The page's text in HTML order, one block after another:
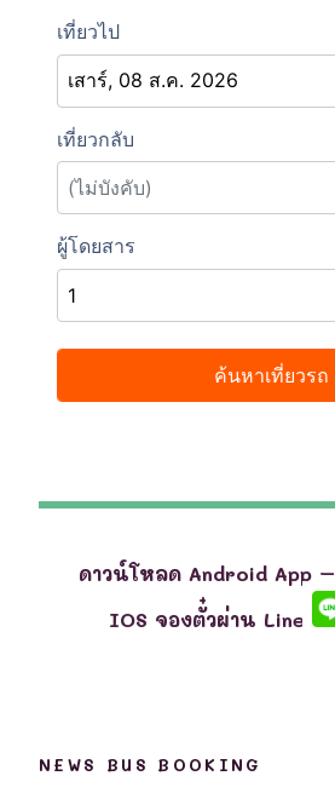
ดาวน์โหลด Android App –
IOS จองตั๋วผ่าน Line
NEWS BUS BOOKING